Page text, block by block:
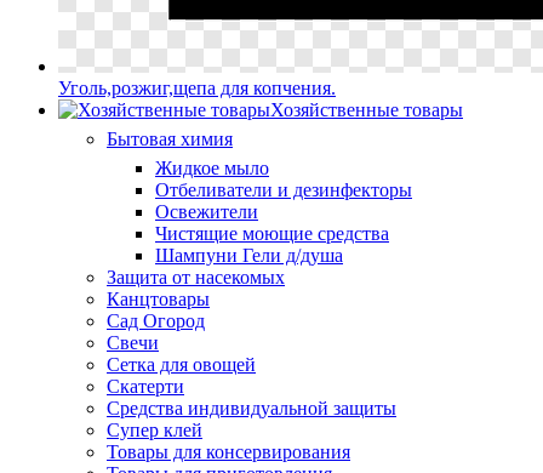
Уголь,розжиг,щепа для копчения.
Хозяйственные товары
Бытовая химия
Жидкое мыло
Отбеливатели и дезинфекторы
Освежители
Чистящие моющие средства
Шампуни Гели д/душа
Защита от насекомых
Канцтовары
Сад Огород
Свечи
Сетка для овощей
Скатерти
Средства индивидуальной защиты
Супер клей
Товары для консервирования